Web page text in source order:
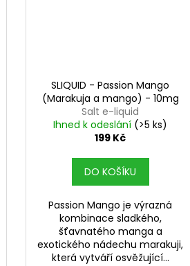
SLIQUID - Passion Mango
(Marakuja a mango) - 10mg
Salt e-liquid
Ihned k odeslání (>5 ks)
199 Kč
DO KOŠÍKU
Passion Mango je výrazná
kombinace sladkého,
šťavnatého manga a
exotického nádechu marakuji,
která vytváří osvěžující...